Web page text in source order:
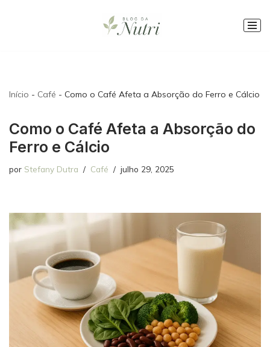
Início - Café - Como o Café Afeta a Absorção do Ferro e Cálcio
Como o Café Afeta a Absorção do
Ferro e Cálcio
por Stefany Dutra Café julho 29, 2025